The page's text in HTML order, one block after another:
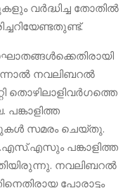
വർദ്ധിച്ച തോതിൽ
നവലിബറൽ
തൊഴിലാളിവർഗത്തെ
പങ്കാളിത്ത
സമരം ചെയ്തു.
പങ്കാളിത്ത
നവലിബറൽ
പോരാട്ടം